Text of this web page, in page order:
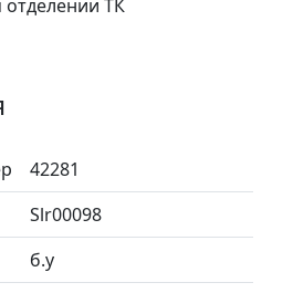
ТК
42281
Slr00098
б.у